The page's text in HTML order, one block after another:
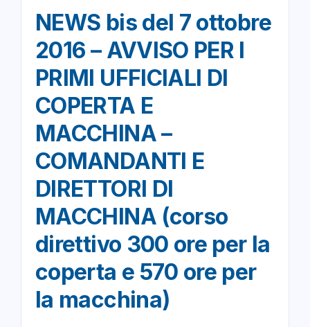
NEWS bis del 7 ottobre
2016 – AVVISO PER I
PRIMI UFFICIALI DI
COPERTA E
MACCHINA –
COMANDANTI E
DIRETTORI DI
MACCHINA (corso
direttivo 300 ore per la
coperta e 570 ore per
la macchina)